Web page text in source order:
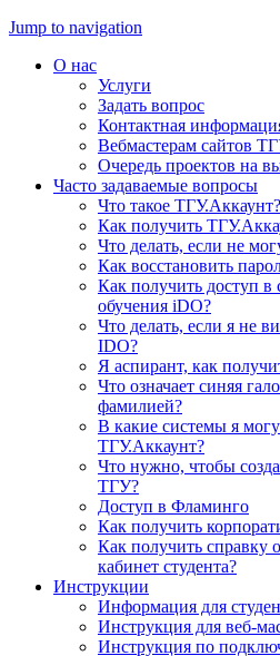
Jump to navigation
О нас
Услуги
Задать вопрос
Контактная
Вебмастерам сайтов
Очередь проектов на
Часто задаваемые вопросы
Что такое ТГУ.Аккаунт?
Как получить
Что делать, если не
Как восстановить
Как получить доступ в
обучения iDO?
Что делать, если я не
IDO?
Я аспирант, как
Что означает синяя
фамилией?
В какие системы я могу
ТГУ.Аккаунт?
Что нужно, чтобы
ТГУ?
Доступ в Фламинго
Как получить
Как получить справку
кабинет студента?
Инструкции
Информация для
Инструкция для веб-
Инструкция по